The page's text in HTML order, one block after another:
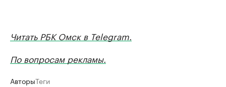
Читать РБК Омск в Telegram.
По вопросам рекламы.
АвторыТеги